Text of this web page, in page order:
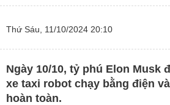
Thứ Sáu, 11/10/2024 20:10
Ngày 10/10, tỷ phú Elon Musk
xe taxi robot chạy bằng điện
hoàn toàn.